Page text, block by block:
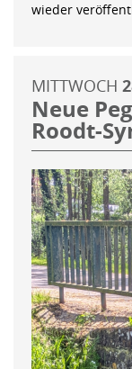
wieder
MITTWOCH
Neue
Roodt-